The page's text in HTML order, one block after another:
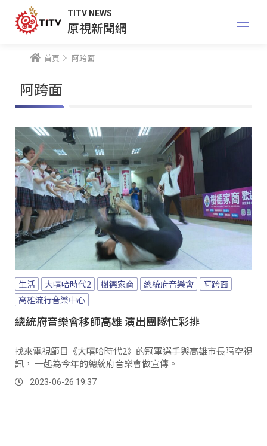
TITV NEWS
原視新聞網
首頁 阿跨面
阿跨面
生活 大嘻哈時代2 樹德家商 總統府音樂會
阿跨面
高雄流行音樂中心
總統府音樂會移師高雄 演出團隊忙彩排
找來電視節目《大嘻哈時代2》的冠軍選手與高雄市長隔空視
訊， 一起為今年的總統府音樂會做宣傳。
2023-06-26 19:37